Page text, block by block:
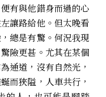
有與他錯身而過的心
讓路給他。但太晚看
總是有驚。何況我現
險更甚。尤其在某個
通道，沒有自然光，
而狹隘，人車共行，